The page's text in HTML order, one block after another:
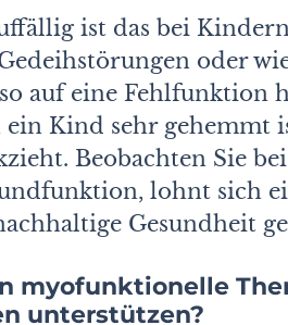
ist das bei
oder
auf eine Fehlfunktion
ein Kind sehr gehemmt
Beobachten Sie
lohnt sich
Gesundheit
myofunktionelle
unterstützen?